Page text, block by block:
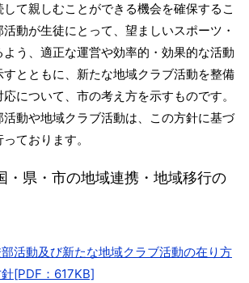
て親しむことができる機会を確保するこ
動が生徒にとって、望ましいスポーツ・
う、適正な運営や効率的・効果的な活動
とともに、新たな地域クラブ活動を整備
について、市の考え方を示すものです。
活動や地域クラブ活動は、この方針に基づ
ております。
県・市の地域連携・地域移行の
活動及び新たな地域クラブ活動の在り方
[PDF：617KB]